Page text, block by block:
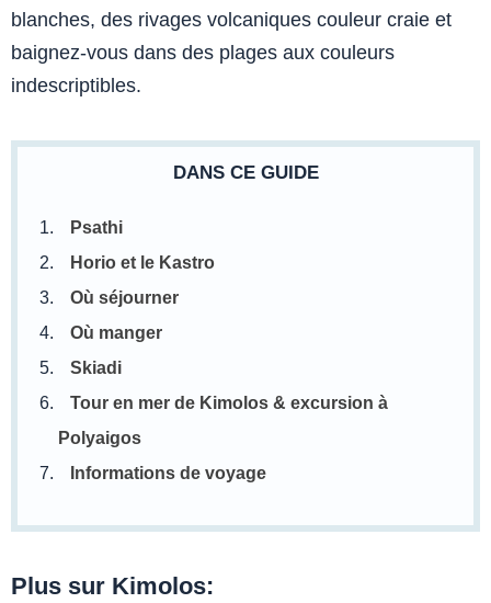
blanches, des rivages volcaniques couleur craie et
baignez-vous dans des plages aux couleurs
indescriptibles.
DANS CE GUIDE
Psathi
Horio et le Kastro
Où séjourner
Où manger
Skiadi
Tour en mer de Kimolos & excursion à
Polyaigos
Informations de voyage
Plus sur Kimolos: